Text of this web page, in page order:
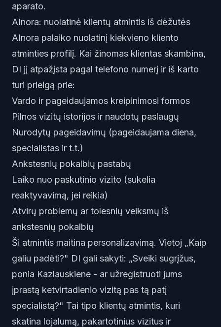
aparato.
AInora: nuolatinė klientų atmintis iš dėžutės
AInora palaiko nuolatinį kiekvieno kliento
atminties profilį. Kai žinomas klientas skambina,
DI jį atpažįsta pagal telefono numerį ir iš karto
turi prieigą prie:
Vardo ir pageidaujamos kreipinimosi formos
Pilnos vizitų istorijos ir naudotų paslaugų
Nurodytų pageidavimų (pageidaujama diena,
specialistas ir t.t.)
Ankstesnių pokalbių pastabų
Laiko nuo paskutinio vizito (sukelia
reaktyvavimą, jei reikia)
Atvirų problemų ar tolesnių veiksmų iš
ankstesnių pokalbių
Ši atmintis maitina personalizavimą. Vietoj „Kaip
galiu padėti?" DI gali sakyti: „Sveiki sugrįžus,
ponia Kazlauskiene - ar užregistruoti jums
įprastą ketvirtadienio vizitą pas tą patį
specialistą?" Tai tipo klientų atmintis, kuri
skatina lojalumą, pakartotinius vizitus ir